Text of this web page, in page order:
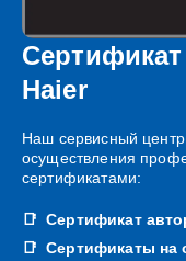
Haier
Наш сервисный
осуществления
сертификатами:
Сертификат
Сертификаты на